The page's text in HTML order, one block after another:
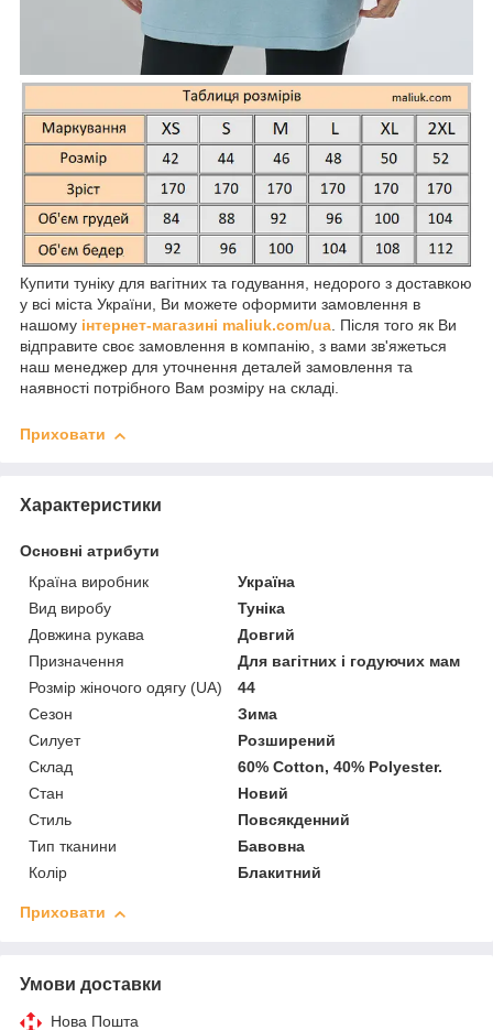
Купити туніку для вагітних та годування, недорого з доставкою
у всі міста України, Ви можете оформити замовлення в
нашому інтернет-магазині maliuk.com/ua. Після того як Ви
відправите своє замовлення в компанію, з вами зв'яжеться
наш менеджер для уточнення деталей замовлення та
наявності потрібного Вам розміру на складі.
Приховати
Характеристики
Основні атрибути
Країна виробник
Україна
Вид виробу
Туніка
Довжина рукава
Довгий
Призначення
Для вагітних і годуючих мам
Розмір жіночого одягу (UA)
44
Сезон
Зима
Силует
Розширений
Склад
60% Cotton, 40% Polyester.
Стан
Новий
Стиль
Повсякденний
Тип тканини
Бавовна
Колір
Блакитний
Приховати
Умови доставки
Нова Пошта